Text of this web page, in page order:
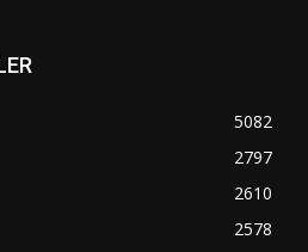
5082
2797
2610
2578